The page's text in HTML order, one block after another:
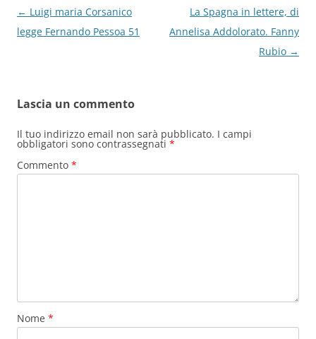
Navigazione
articolo
← Luigi maria Corsanico
legge Fernando Pessoa 51
La Spagna in lettere, di
Annelisa Addolorato. Fanny
Rubio →
Lascia un commento
Il tuo indirizzo email non sarà pubblicato. I campi
obbligatori sono contrassegnati *
Commento *
Nome *